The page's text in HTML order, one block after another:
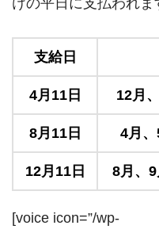
支給日
4月11日 12月
8月11日 4月、
12月11日 8月、9
[voice icon=”/wp-